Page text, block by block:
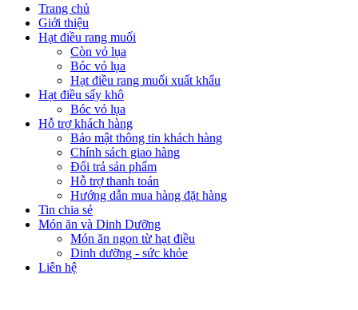
Trang chủ
Giới thiệu
Hạt điều rang muối
Còn vỏ lụa
Bóc vỏ lụa
Hạt điều rang muối xuất khẩu
Hạt điều sấy khô
Bóc vỏ lụa
Hỗ trợ khách hàng
Bảo mật thông tin khách hàng
Chính sách giao hàng
Đổi trả sản phẩm
Hỗ trợ thanh toán
Hướng dẫn mua hàng đặt hàng
Tin chia sẻ
Món ăn và Dinh Dưỡng
Món ăn ngon từ hạt điều
Dinh dưỡng - sức khỏe
Liên hệ